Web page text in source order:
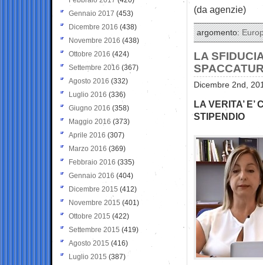
(da agenzie)
argomento:
LA
Dicembre 2nd,
LA VERITA’
STIPENDIO
Gennaio 2017 (453)
Dicembre 2016 (438)
Novembre 2016 (438)
Ottobre 2016 (424)
Settembre 2016 (367)
Agosto 2016 (332)
Luglio 2016 (336)
Giugno 2016 (358)
Maggio 2016 (373)
Aprile 2016 (307)
Marzo 2016 (369)
Febbraio 2016 (335)
Gennaio 2016 (404)
Dicembre 2015 (412)
Novembre 2015 (401)
Ottobre 2015 (422)
Settembre 2015 (419)
Agosto 2015 (416)
Luglio 2015 (387)